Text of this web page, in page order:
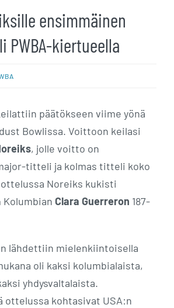
ensimmäinen
PWBA-kiertueella
päätökseen viime yönä
Bowlissa. Voittoon keilasi
, jolle voitto on
titteli ja kolmas titteli koko
Noreiks kukisti
Clara Guerreron 187-
lähdettiin mielenkiintoisella
oli kaksi kolumbialaista,
yhdysvaltalaista.
ottelussa kohtasivat USA:n